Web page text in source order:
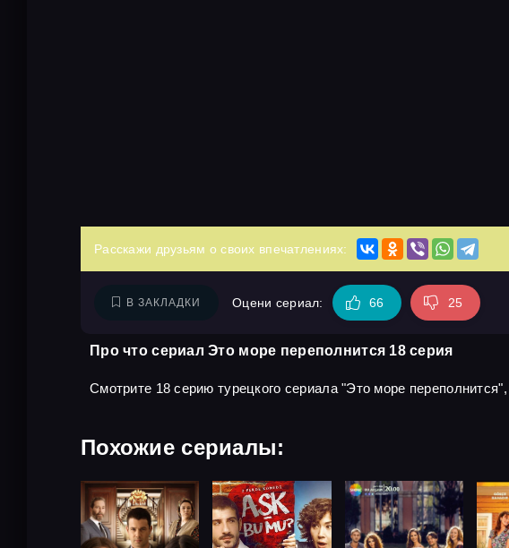
Расскажи друзьям о своих впечатлениях:
В ЗАКЛАДКИ Оцени сериал: 66 25
Про что сериал Это море переполнится 18 серия
Смотрите 18 серию турецкого сериала "Это море
Похожие сериалы: